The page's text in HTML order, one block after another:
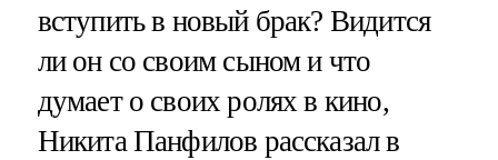
вступить в новый брак? Видится
ли он со своим сыном и что
думает о своих ролях в кино,
Никита Панфилов рассказал в